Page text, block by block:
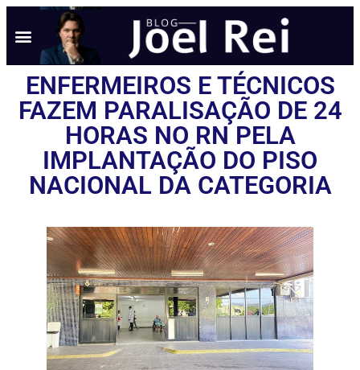
ENFERMEIROS E TÉCNICOS
FAZEM PARALISAÇÃO DE 24
HORAS NO RN PELA
IMPLANTAÇÃO DO PISO
NACIONAL DA CATEGORIA